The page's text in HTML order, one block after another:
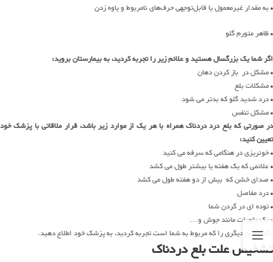
• به مقدار غیرمعمول یا قابل‌توجهی حرف‌های نامربوط و یاوه زدن
• ظاهر متورم گلو
اگر شما یک بزرگسال هستید و علائم زیر را تجربه کردید، به بیمارستان بروید:
• مشکل در باز کردن دهان
• مشکلات بلع
• درد شدید گلو که بدتر می شود
• مشکل تنفس
در صورتی که بلع درد دردناک همراه با هر یک از موارد زیر باشد، قرار ملاقاتی با پزشک خود
تعیین کنید:
• خونریزی در هنگامی که سرفه می کنید
• علائمی که یک هفته یا بیشتر طول می کشد
• صدای خشن که بیش از دو هفته طول می کشد
• درد مفاصل
• توده ای در گردن شما
• یک بثورات مانند جوش و…
اگر علائم دیگری را که مربوط به شما است تجربه کردید، به پزشک خود اطلاع دهید.
تشخیص علت بلع دردناک